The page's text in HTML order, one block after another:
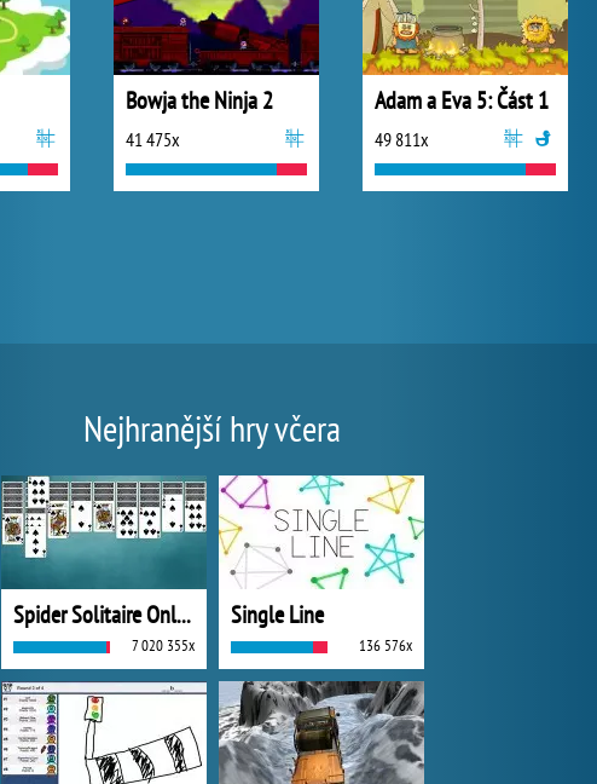
Bowja the Ninja 2
41 475x
Adam a Eva 5: Část 1
49 811x
Nejhranější hry včera
Spider Solitaire Online
7 020 355x
Single Line
136 576x